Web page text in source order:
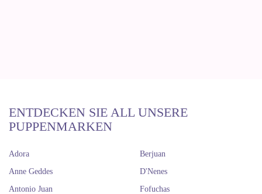
ENTDECKEN SIE ALL UNSERE
PUPPENMARKEN
Adora
Anne Geddes
Antonio Juan
Berjuan
D'Nenes
Fofuchas